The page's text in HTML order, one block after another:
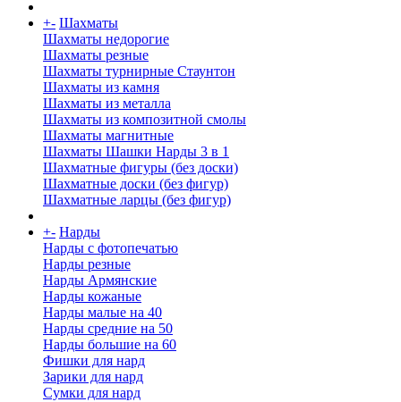
+- Шахматы
Шахматы недорогие
Шахматы резные
Шахматы турнирные Стаунтон
Шахматы из камня
Шахматы из металла
Шахматы из композитной смолы
Шахматы магнитные
Шахматы Шашки Нарды 3 в 1
Шахматные фигуры (без доски)
Шахматные доски (без фигур)
Шахматные ларцы (без фигур)
+- Нарды
Нарды с фотопечатью
Нарды резные
Нарды Армянские
Нарды кожаные
Нарды малые на 40
Нарды средние на 50
Нарды большие на 60
Фишки для нард
Зарики для нард
Сумки для нард